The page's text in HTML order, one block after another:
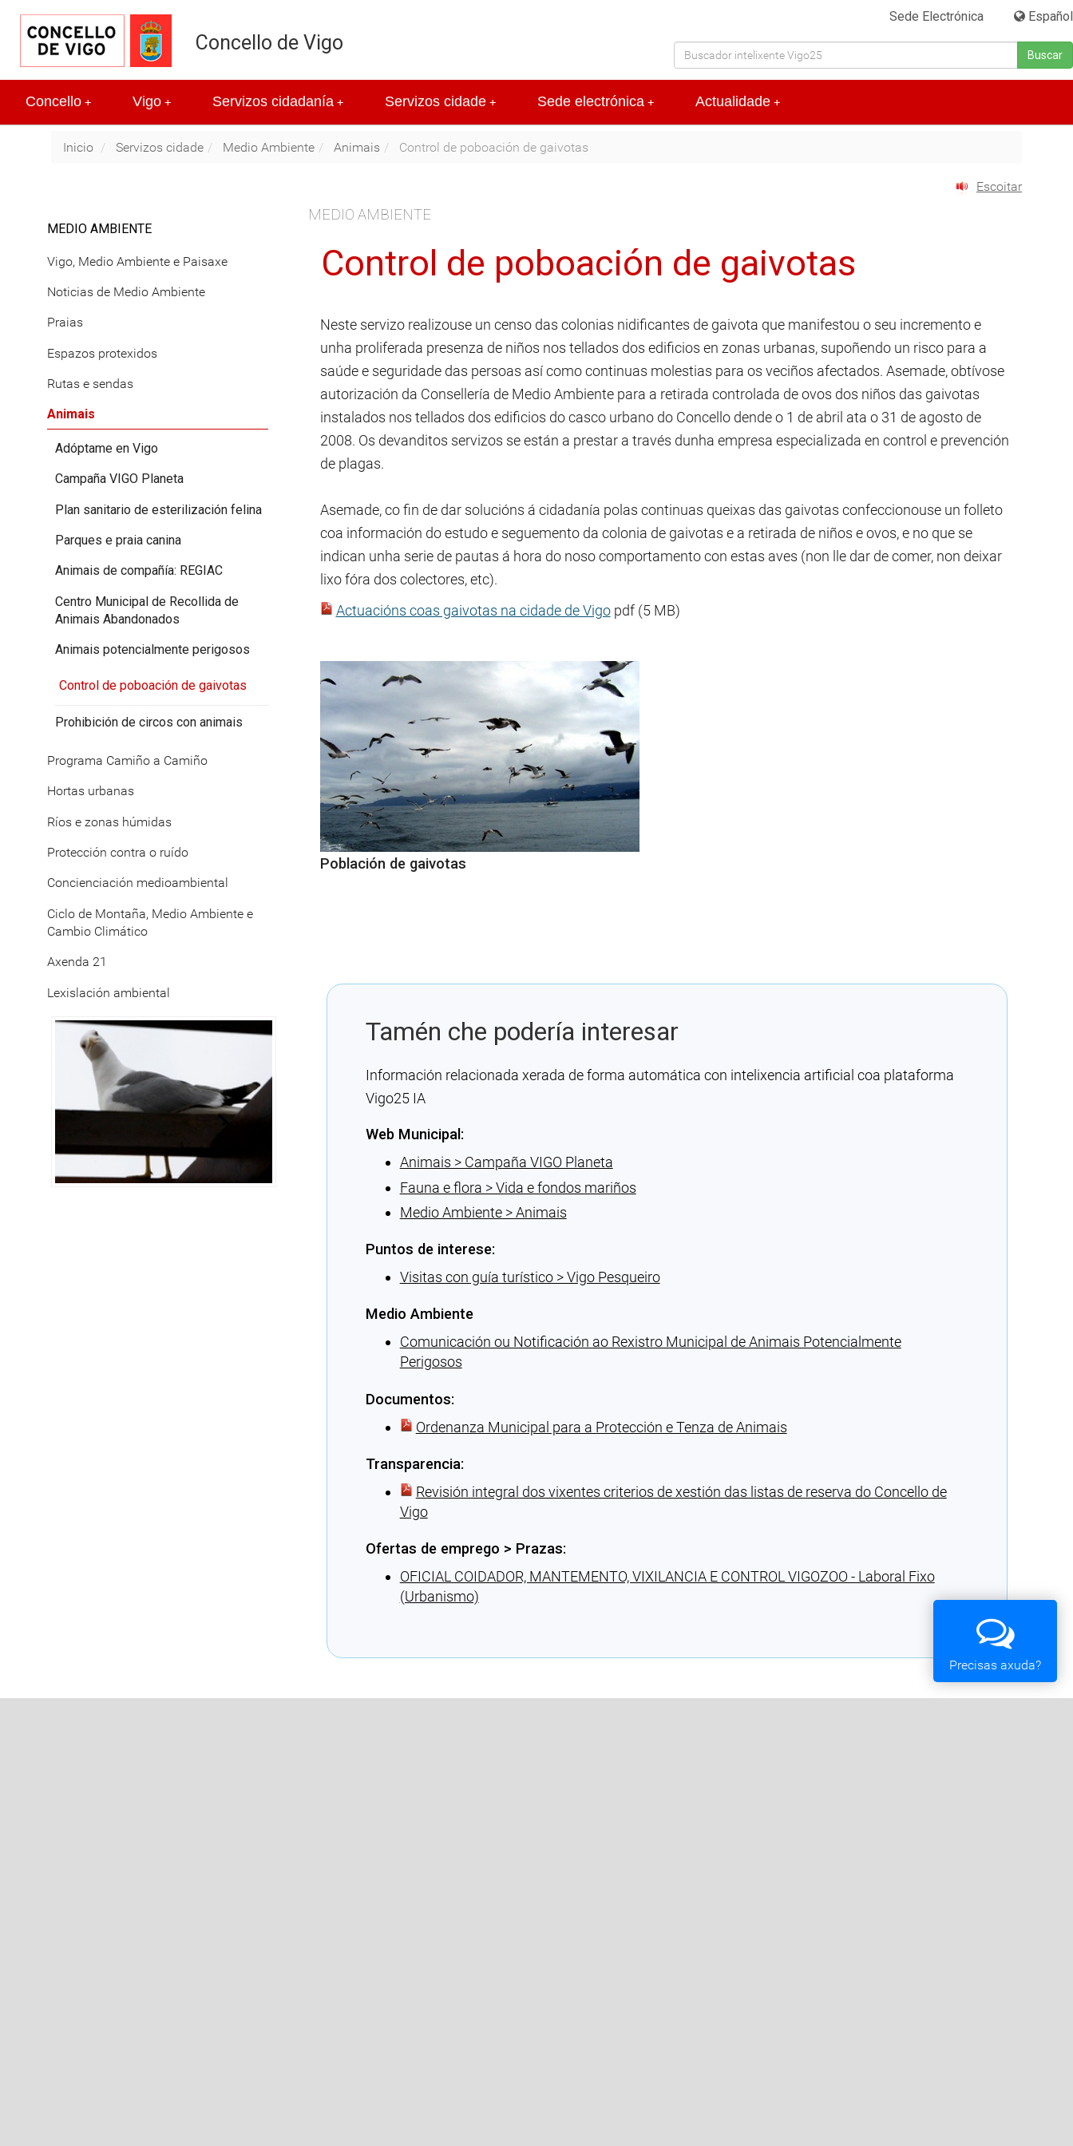
Sede Electrónica Español
Buscar
Concello de Vigo
+
Concello +
Vigo +
Servizos cidadanía +
Servizos cidade +
Sede electrónica +
Actualidade
Inicio Servizos cidade Medio Ambiente Animais Control de poboación de gaivotas
Escoitar
MEDIO AMBIENTE
Control de poboación de gaivotas
Neste servizo realizouse un censo das colonias nidificantes de gaivota que manifestou o seu incremento e
unha proliferada presenza de niños nos tellados dos edificios en zonas urbanas, supoñendo un risco para a
saúde e seguridade das persoas así como continuas molestias para os veciños afectados. Asemade, obtívose
autorización da Consellería de Medio Ambiente para a retirada controlada de ovos dos niños das gaivotas
instalados nos tellados dos edificios do casco urbano do Concello dende o 1 de abril ata o 31 de agosto de
2008. Os devanditos servizos se están a prestar a través dunha empresa especializada en control e prevención
de plagas.
Asemade, co fin de dar solucións á cidadanía polas continuas queixas das gaivotas confeccionouse un folleto
coa información do estudo e seguemento da colonia de gaivotas e a retirada de niños e ovos, e no que se
indican unha serie de pautas á hora do noso comportamento con estas aves (non lle dar de comer, non deixar
lixo fóra dos colectores, etc).
Actuacións coas gaivotas na cidade de Vigopdf (5 MB)
Población de gaivotas
Tamén che podería interesar
Información relacionada xerada de forma automática con intelixencia artificial coa plataforma
Vigo25 IA
Web Municipal:
Animais > Campaña VIGO Planeta
Fauna e flora > Vida e fondos mariños
Medio Ambiente > Animais
Puntos de interese:
Visitas con guía turístico > Vigo Pesqueiro
Medio Ambiente
Comunicación ou Notificación ao Rexistro Municipal de Animais Potencialmente
Perigosos
Documentos:
Ordenanza Municipal para a Protección e Tenza de Animais
Transparencia:
Revisión integral dos vixentes criterios de xestión das listas de reserva do Concello de
Vigo
Ofertas de emprego > Prazas:
OFICIAL COIDADOR, MANTEMENTO, VIXILANCIA E CONTROL VIGOZOO - Laboral Fixo
(Urbanismo)
MEDIO AMBIENTE
Vigo, Medio Ambiente e Paisaxe
Noticias de Medio Ambiente
Praias
Espazos protexidos
Rutas e sendas
Animais
Adóptame en Vigo
Campaña VIGO Planeta
Plan sanitario de esterilización felina
Parques e praia canina
Animais de compañía: REGIAC
Centro Municipal de Recollida de
Animais Abandonados
Animais potencialmente perigosos
Control de poboación de gaivotas
Prohibición de circos con animais
Programa Camiño a Camiño
Hortas urbanas
Ríos e zonas húmidas
Protección contra o ruído
Concienciación medioambiental
Ciclo de Montaña, Medio Ambiente e
Cambio Climático
Axenda 21
Lexislación ambiental
Precisas axuda?